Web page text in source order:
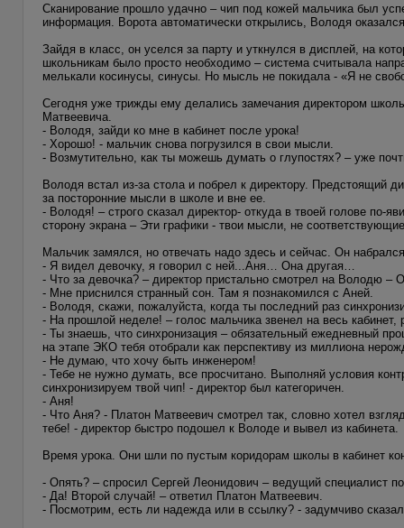
Сканирование прошло удачно – чип под кожей мальчика был
информация. Ворота автоматически открылись, Володя
Зайдя в класс, он уселся за парту и уткнулся в дисплей, на
школьникам было просто необходимо – система считывала
мелькали косинусы, синусы. Но мысль не покидала - «Я не
Сегодня уже трижды ему делались замечания директором
Матвеевича.
- Володя, зайди ко мне в кабинет после урока!
- Хорошо! - мальчик снова погрузился в свои мысли.
- Возмутительно, как ты можешь думать о глупостях? – уже
Володя встал из-за стола и побрел к директору. Предстоящий
за посторонние мысли в школе и вне ее.
- Володя! – строго сказал директор- откуда в твоей голове
сторону экрана – Эти графики - твои мысли, не
Мальчик замялся, но отвечать надо здесь и сейчас. Он
- Я видел девочку, я говорил с ней...Аня… Она другая…
- Что за девочка? – директор пристально смотрел на Володю –
- Мне приснился странный сон. Там я познакомился с Аней.
- Володя, скажи, пожалуйста, когда ты последний раз
- На прошлой неделе! – голос мальчика звенел на весь
- Ты знаешь, что синхронизация – обязательный ежедневный
на этапе ЭКО тебя отобрали как перспективу из миллиона
- Не думаю, что хочу быть инженером!
- Тебе не нужно думать, все просчитано. Выполняй условия
синхронизируем твой чип! - директор был категоричен.
- Аня!
- Что Аня? - Платон Матвеевич смотрел так, словно хотел
тебе! - директор быстро подошел к Володе и вывел из кабинета.
Время урока. Они шли по пустым коридорам школы в кабинет
- Опять? – спросил Сергей Леонидович – ведущий специалист
- Да! Второй случай! – ответил Платон Матвеевич.
- Посмотрим, есть ли надежда или в ссылку? - задумчиво